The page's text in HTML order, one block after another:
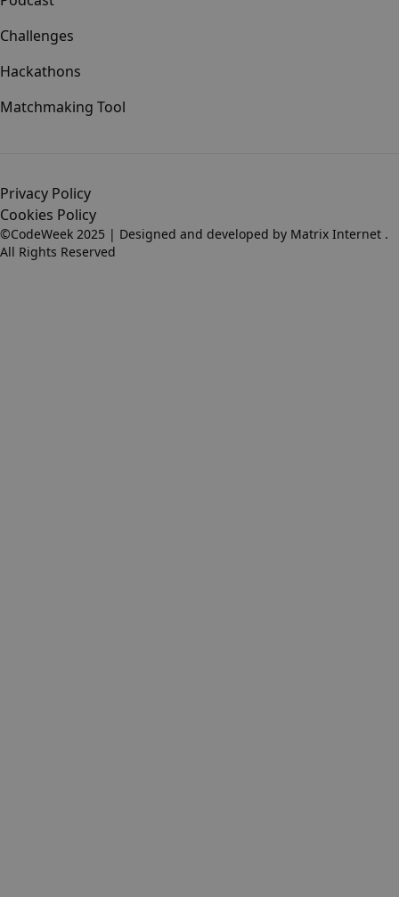
Challenges
Hackathons
Matchmaking Tool
Privacy Policy
Cookies Policy
©CodeWeek 2025 | Designed and developed by Matrix Internet .
All Rights Reserved